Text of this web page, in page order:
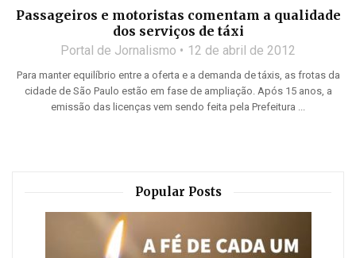
Passageiros e motoristas comentam a qualidade
dos serviços de táxi
Portal de Jornalismo 12 de abril de 2012
Para manter equilíbrio entre a oferta e a demanda de táxis, as frotas da
cidade de São Paulo estão em fase de ampliação. Após 15 anos, a
emissão das licenças vem sendo feita pela Prefeitura ...
Popular Posts